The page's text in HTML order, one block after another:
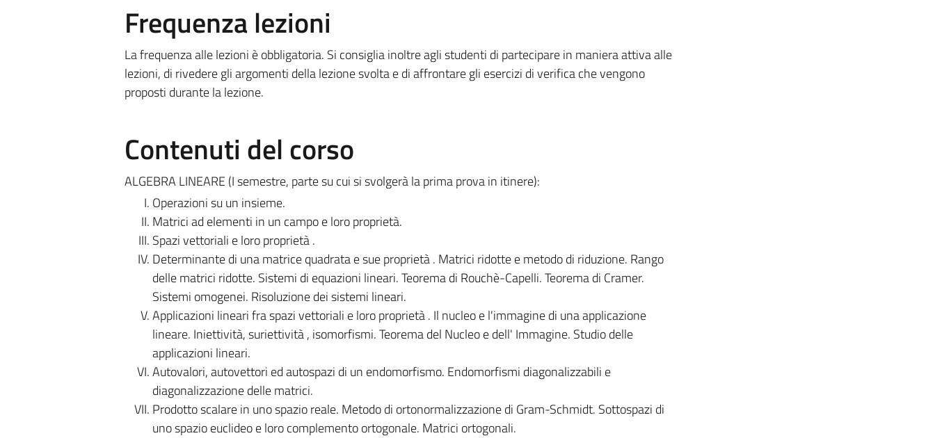
Frequenza lezioni
La frequenza alle lezioni è obbligatoria. Si consiglia inoltre agli studenti di partecipare in maniera attiva alle
lezioni, di rivedere gli argomenti della lezione svolta e di affrontare gli esercizi di verifica che vengono
proposti durante la lezione.
Contenuti del corso
ALGEBRA LINEARE (I semestre, parte su cui si svolgerà la prima prova in itinere):
Operazioni su un insieme.
Matrici ad elementi in un campo e loro proprietà.
Spazi vettoriali e loro proprietà .
Determinante di una matrice quadrata e sue proprietà . Matrici ridotte e metodo di riduzione. Rango
delle matrici ridotte. Sistemi di equazioni lineari. Teorema di Rouchè-Capelli. Teorema di Cramer.
Sistemi omogenei. Risoluzione dei sistemi lineari.
Applicazioni lineari fra spazi vettoriali e loro proprietà . Il nucleo e l'immagine di una applicazione
lineare. Iniettività, suriettività , isomorfismi. Teorema del Nucleo e dell' Immagine. Studio delle
applicazioni lineari.
Autovalori, autovettori ed autospazi di un endomorfismo. Endomorfismi diagonalizzabili e
diagonalizzazione delle matrici.
Prodotto scalare in uno spazio reale. Metodo di ortonormalizzazione di Gram-Schmidt. Sottospazi di
uno spazio euclideo e loro complemento ortogonale. Matrici ortogonali.